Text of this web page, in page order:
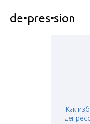
de•pres•sion
Как